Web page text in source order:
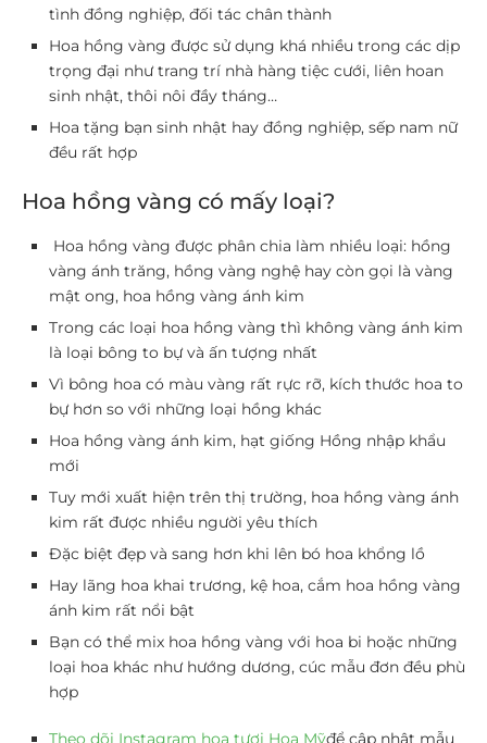
tình đồng nghiệp, đối tác chân thành
Hoa hồng vàng được sử dụng khá nhiều trong các dịp
trọng đại như trang trí nhà hàng tiệc cưới, liên hoan
sinh nhật, thôi nôi đầy tháng…
Hoa tặng bạn sinh nhật hay đồng nghiệp, sếp nam nữ
đều rất hợp
Hoa hồng vàng có mấy loại?
Hoa hồng vàng được phân chia làm nhiều loại: hồng
vàng ánh trăng, hồng vàng nghệ hay còn gọi là vàng
mật ong, hoa hồng vàng ánh kim
Trong các loại hoa hồng vàng thì không vàng ánh kim
là loại bông to bự và ấn tượng nhất
Vì bông hoa có màu vàng rất rực rỡ, kích thước hoa to
bự hơn so với những loại hồng khác
Hoa hồng vàng ánh kim, hạt giống Hồng nhập khẩu
mới
Tuy mới xuất hiện trên thị trường, hoa hồng vàng ánh
kim rất được nhiều người yêu thích
Đặc biệt đẹp và sang hơn khi lên bó hoa khổng lồ
Hay lãng hoa khai trương, kệ hoa, cắm hoa hồng vàng
ánh kim rất nổi bật
Bạn có thể mix hoa hồng vàng với hoa bi hoặc những
loại hoa khác như hướng dương, cúc mẫu đơn đều phù
hợp
Theo dõi Instagram hoa tươi Hoa Mỹđể cập nhật mẫu